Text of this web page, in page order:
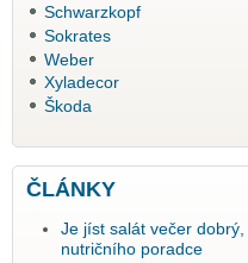
Schwarzkopf
Sokrates
Weber
Xyladecor
Škoda
ČLÁNKY
Je jíst salát večer
nutričního poradce